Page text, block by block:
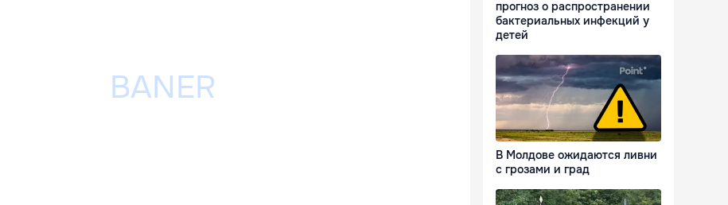
прогноз о распространении
бактериальных инфекций у
детей
В Молдове ожидаются ливни
с грозами и град